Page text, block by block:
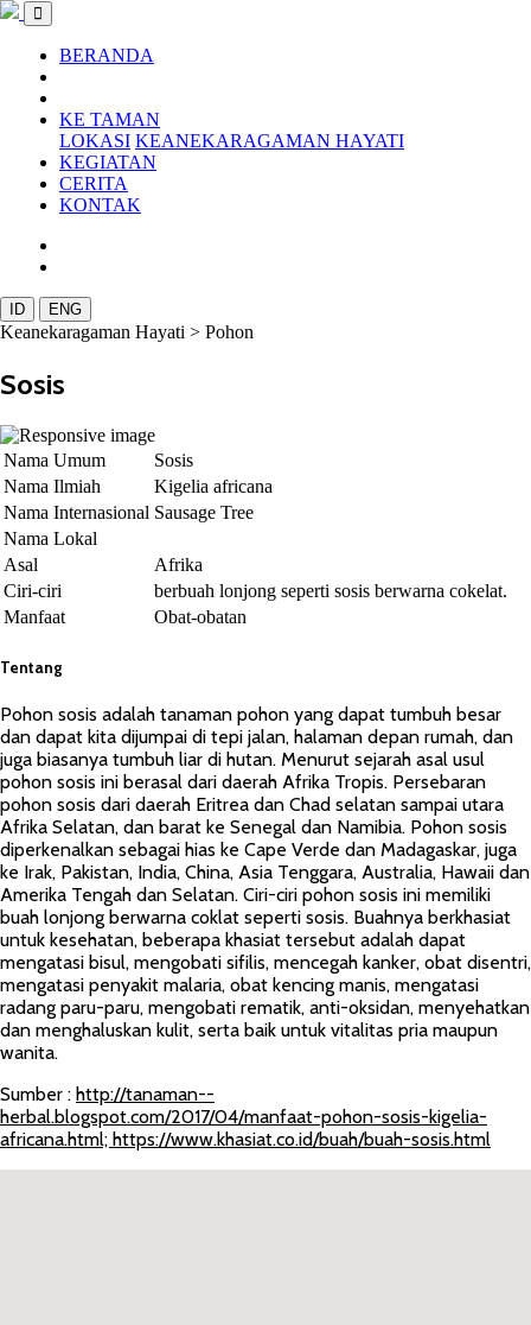
BERANDA
KE TAMAN
LOKASI KEANEKARAGAMAN HAYATI
KEGIATAN
CERITA
KONTAK
ID ENG
Keanekaragaman Hayati > Pohon
Sosis
Nama Umum
Sosis
Nama Ilmiah
Kigelia africana
Nama Internasional Sausage Tree
Nama Lokal
Asal
Afrika
Ciri-ciri
berbuah lonjong seperti sosis berwarna cokelat.
Manfaat
Obat-obatan
Tentang
Pohon sosis adalah tanaman pohon yang dapat tumbuh besar
dan dapat kita dijumpai di tepi jalan, halaman depan rumah, dan
juga biasanya tumbuh liar di hutan. Menurut sejarah asal usul
pohon sosis ini berasal dari daerah Afrika Tropis. Persebaran
pohon sosis dari daerah Eritrea dan Chad selatan sampai utara
Afrika Selatan, dan barat ke Senegal dan Namibia. Pohon sosis
diperkenalkan sebagai hias ke Cape Verde dan Madagaskar, juga
ke Irak, Pakistan, India, China, Asia Tenggara, Australia, Hawaii dan
Amerika Tengah dan Selatan. Ciri-ciri pohon sosis ini memiliki
buah lonjong berwarna coklat seperti sosis. Buahnya berkhasiat
untuk kesehatan, beberapa khasiat tersebut adalah dapat
mengatasi bisul, mengobati sifilis, mencegah kanker, obat disentri,
mengatasi penyakit malaria, obat kencing manis, mengatasi
radang paru-paru, mengobati rematik, anti-oksidan, menyehatkan
dan menghaluskan kulit, serta baik untuk vitalitas pria maupun
wanita.
Sumber : http://tanaman--
herbal.blogspot.com/2017/04/manfaat-pohon-sosis-kigelia-
africana.html; https://www.khasiat.co.id/buah/buah-sosis.html